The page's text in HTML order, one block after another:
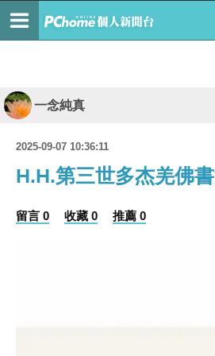
一念純真
2025-09-07 10:36:11
H.H.第三世多杰羌佛
留言 0 收藏 0 推薦 0